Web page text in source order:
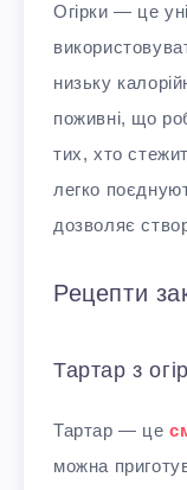
Огірки — це
низьку
поживні, що
тих, хто
легко
дозволяє
Рецепти
Тартар з
Тартар — це
можна